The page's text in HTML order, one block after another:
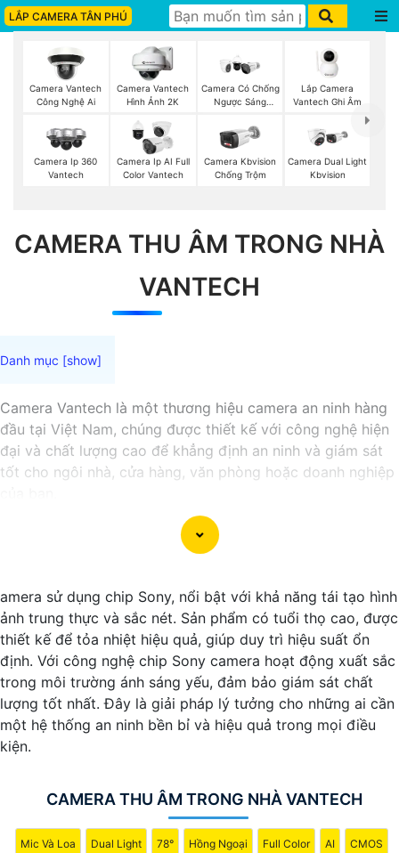
LẮP CAMERA TÂN PHÚ
Camera Vantech
Công Nghệ Ai
Camera Vantech
Hình Ảnh 2K
Camera Có Chống
Ngược Sáng
Lắp Camera
Vantech Ghi Âm
Camera Ip 360
Vantech
Camera Ip AI Full
Color Vantech
Camera Kbvision
Chống Trộm
Camera Dual Light
Kbvision
CAMERA THU ÂM TRONG NHÀ
VANTECH
Camera Vantech là một thương hiệu camera an ninh hàng
đầu tại Việt Nam, chúng được thiết kế với công nghệ hiện
đại và chất lượng cao để khẳng định an ninh và giám sát
tốt cho ngôi nhà, cửa hàng, văn phòng hoặc doanh nghiệp
Vantech Việt Nam cung cấp các dòng sản phẩm camera
giám sát chất lượng cao như camera IP, camera HD-TVI,
camera AHD, camera wifi, camera thông minh, và nhiều
tiêu chuẩn chất lượng cao, đáng tin cậy và dễ sử dụng.
Điểm mạnh của Camera Vantech là chất lượng dịch vụ tốt
và hỗ trợ khách hàng chu đáo. Đội ngũ nhân viên kỹ thuật
chuyên nghiệp của Vantech sẽ giúp bạn lựa chọn giải pháp
camera phù hợp với nhu cầu và ngân sách của bạn.
Nếu bạn đang tìm kiếm một giải pháp giám sát an ninh tốt
cho ngôi nhà hoặc doanh nghiệp của mình, Camera
Vantech Việt Nam là một lựa chọn hàng đầu mà bạn có thể
amera sử dụng chip Sony, nổi bật với khả năng tái tạo hình
ảnh trung thực và sắc nét. Sản phẩm có tuổi thọ cao, được
thiết kế để tỏa nhiệt hiệu quả, giúp duy trì hiệu suất ổn
định. Với công nghệ chip Sony camera hoạt động xuất sắc
trong môi trường ánh sáng yếu, đảm bảo giám sát chất
lượng tốt nhất. Đây là giải pháp lý tưởng cho những ai cần
một hệ thống an ninh bền bỉ và hiệu quả trong mọi điều
kiện.
CAMERA THU ÂM TRONG NHÀ VANTECH
Mic Và Loa Dual Light 78° Hồng Ngoại Full Color AI CMOS